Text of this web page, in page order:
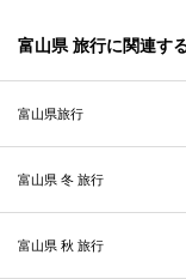
富山県 旅行に関連す
富山県旅行
富山県 冬 旅行
富山県 秋 旅行